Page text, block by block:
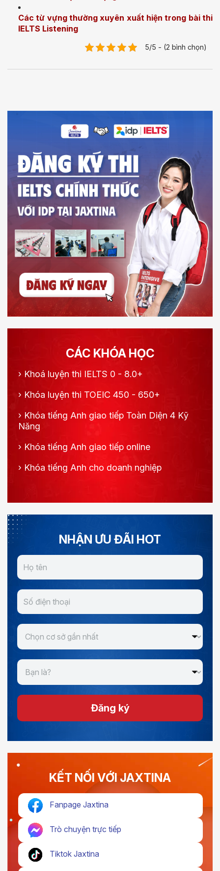
Các từ vựng thường xuyên xuất hiện trong bài thi
IELTS Listening
5/5 - (2 bình chọn)
CÁC KHÓA HỌC
› Khoá luyện thi IELTS 0 - 8.0+
› Khóa luyện thi TOEIC 450 - 650+
› Khóa tiếng Anh giao tiếp Toàn Diện 4 Kỹ
Năng
› Khóa tiếng Anh giao tiếp online
› Khóa tiếng Anh cho doanh nghiệp
NHẬN ƯU ĐÃI HOT
Đăng ký
KẾT NỐI VỚI JAXTINA
Fanpage Jaxtina
Trò chuyện trực tiếp
Tiktok Jaxtina